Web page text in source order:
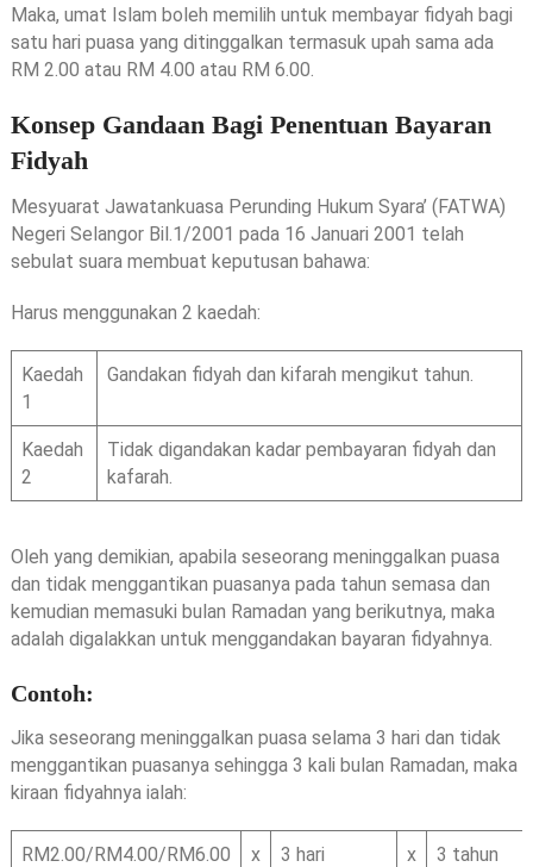
Maka, umat Islam boleh memilih untuk membayar fidyah bagi
satu hari puasa yang ditinggalkan termasuk upah sama ada
RM 2.00 atau RM 4.00 atau RM 6.00.
Konsep Gandaan Bagi Penentuan Bayaran
Fidyah
Mesyuarat Jawatankuasa Perunding Hukum Syara’ (FATWA)
Negeri Selangor Bil.1/2001 pada 16 Januari 2001 telah
sebulat suara membuat keputusan bahawa:
Harus menggunakan 2 kaedah:
Kaedah
1
Gandakan fidyah dan kifarah mengikut tahun.
Kaedah
2
Tidak digandakan kadar pembayaran fidyah dan
kafarah.
Oleh yang demikian, apabila seseorang meninggalkan puasa
dan tidak menggantikan puasanya pada tahun semasa dan
kemudian memasuki bulan Ramadan yang berikutnya, maka
adalah digalakkan untuk menggandakan bayaran fidyahnya.
Contoh:
Jika seseorang meninggalkan puasa selama 3 hari dan tidak
menggantikan puasanya sehingga 3 kali bulan Ramadan, maka
kiraan fidyahnya ialah:
RM2.00/RM4.00/RM6.00 x
3 hari
x
3 tahun